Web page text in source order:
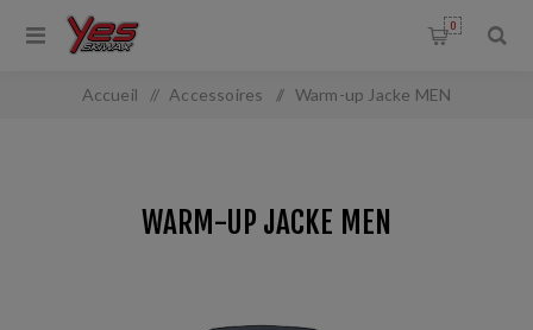
0
Accueil / Accessoires / Warm-up Jacke MEN
WARM-UP JACKE MEN